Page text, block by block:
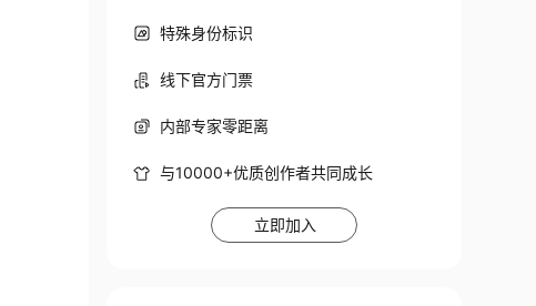
特殊身份标识
线下官方门票
内部专家零距离
与10000+优质创作者共同成长
立即加入